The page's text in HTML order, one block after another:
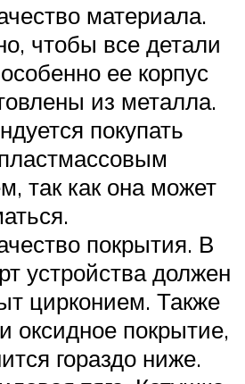
материала.
чтобы все детали
ее корпус
из металла.
покупать
так как она может
покрытия. В
устройства должен
цирконием. Также
оксидное покрытие,
гораздо ниже.